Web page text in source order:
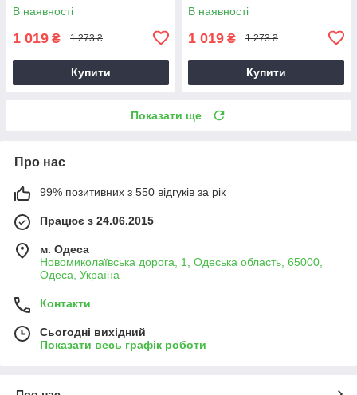
В наявності
1 019 ₴ 1 273 ₴
Купити
В наявності
1 019 ₴ 1 273 ₴
Купити
Показати ще
Про нас
99% позитивних з 550 відгуків за рік
Працює з 24.06.2015
м. Одеса
Новомиколаївська дорога, 1, Одеська область, 65000,
Одеса, Україна
Контакти
Сьогодні вихідний
Показати весь графік роботи